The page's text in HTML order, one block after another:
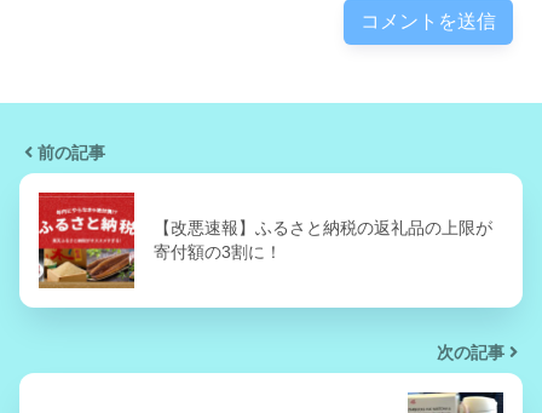
前の記事
【改悪速報】ふるさと納税の返礼品の上限が
寄付額の3割に！
次の記事